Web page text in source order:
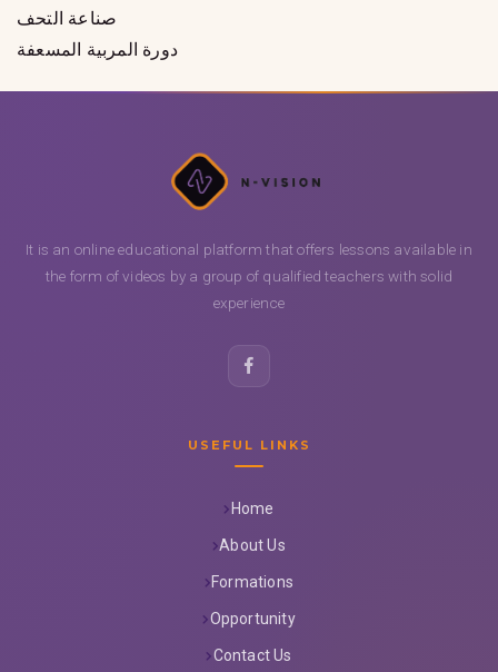
صناعة التحف
دورة المربية المسعفة
It is an online educational platform that offers lessons available in
the form of videos by a group of qualified teachers with solid
experience
USEFUL LINKS
Home
About Us
Formations
Opportunity
Contact Us